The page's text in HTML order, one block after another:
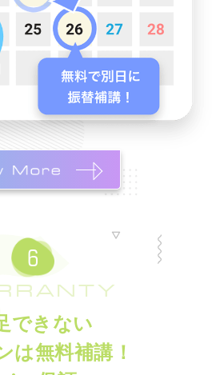
できない
は無料補講！